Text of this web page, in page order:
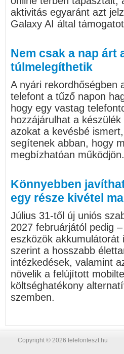
aktivitás egyaránt azt
Galaxy AI által
Nem csak a nap árt
túlmelegíthetik
A nyári rekordhőségben
telefont a tűző napon
hogy egy vastag
hozzájárulhat a
azokat a kevésbé
segítenek abban, hogy
megbízhatóan működjön.
Könnyebben
egy része kivétel
Július 31-től új uniós
2027 februárjától pedig
eszközök akkumulátorát
szerint a hosszabb
intézkedések, valamint
növelik a felújított
költséghatékony
szemben.
Copyright © 2026 telefonteszt.hu